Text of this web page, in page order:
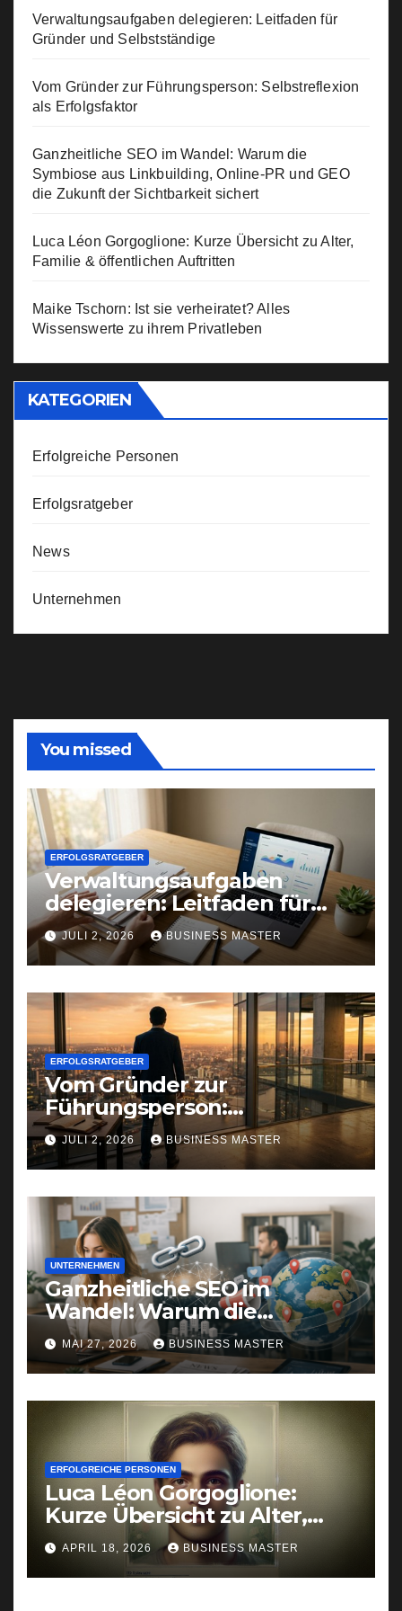
Verwaltungsaufgaben delegieren: Leitfaden für
Gründer und Selbstständige
Vom Gründer zur Führungsperson: Selbstreflexion
als Erfolgsfaktor
Ganzheitliche SEO im Wandel: Warum die
Symbiose aus Linkbuilding, Online-PR und GEO
die Zukunft der Sichtbarkeit sichert
Luca Léon Gorgoglione: Kurze Übersicht zu Alter,
Familie & öffentlichen Auftritten
Maike Tschorn: Ist sie verheiratet? Alles
Wissenswerte zu ihrem Privatleben
KATEGORIEN
Erfolgreiche Personen
Erfolgsratgeber
News
Unternehmen
You missed
ERFOLGSRATGEBER
Verwaltungsaufgaben
delegieren: Leitfaden für
Gründer und Selbstständige
JULI 2, 2026 BUSINESS MASTER
ERFOLGSRATGEBER
Vom Gründer zur
Führungsperson:
Selbstreflexion als
Erfolgsfaktor
JULI 2, 2026 BUSINESS MASTER
UNTERNEHMEN
Ganzheitliche SEO im
Wandel: Warum die
Symbiose aus Linkbuilding,
Online-PR und GEO die
Zukunft der Sichtbarkeit
sichert
MAI 27, 2026 BUSINESS MASTER
ERFOLGREICHE PERSONEN
Luca Léon Gorgoglione:
Kurze Übersicht zu Alter,
Familie & öffentlichen
Auftritten
APRIL 18, 2026 BUSINESS MASTER